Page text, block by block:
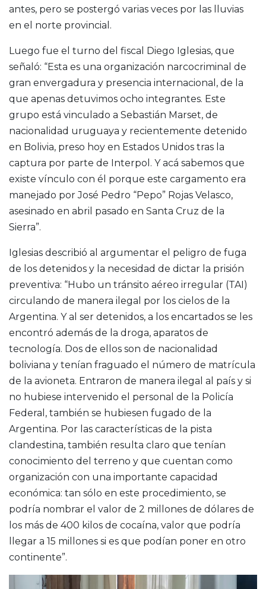
antes, pero se postergó varias veces por las lluvias
en el norte provincial.
Luego fue el turno del fiscal Diego Iglesias, que
señaló: “Esta es una organización narcocriminal de
gran envergadura y presencia internacional, de la
que apenas detuvimos ocho integrantes. Este
grupo está vinculado a Sebastián Marset, de
nacionalidad uruguaya y recientemente detenido
en Bolivia, preso hoy en Estados Unidos tras la
captura por parte de Interpol. Y acá sabemos que
existe vínculo con él porque este cargamento era
manejado por José Pedro “Pepo” Rojas Velasco,
asesinado en abril pasado en Santa Cruz de la
Sierra”.
Iglesias describió al argumentar el peligro de fuga
de los detenidos y la necesidad de dictar la prisión
preventiva: “Hubo un tránsito aéreo irregular (TAI)
circulando de manera ilegal por los cielos de la
Argentina. Y al ser detenidos, a los encartados se les
encontró además de la droga, aparatos de
tecnología. Dos de ellos son de nacionalidad
boliviana y tenían fraguado el número de matrícula
de la avioneta. Entraron de manera ilegal al país y si
no hubiese intervenido el personal de la Policía
Federal, también se hubiesen fugado de la
Argentina. Por las características de la pista
clandestina, también resulta claro que tenían
conocimiento del terreno y que cuentan como
organización con una importante capacidad
económica: tan sólo en este procedimiento, se
podría nombrar el valor de 2 millones de dólares de
los más de 400 kilos de cocaína, valor que podría
llegar a 15 millones si es que podían poner en otro
continente”.